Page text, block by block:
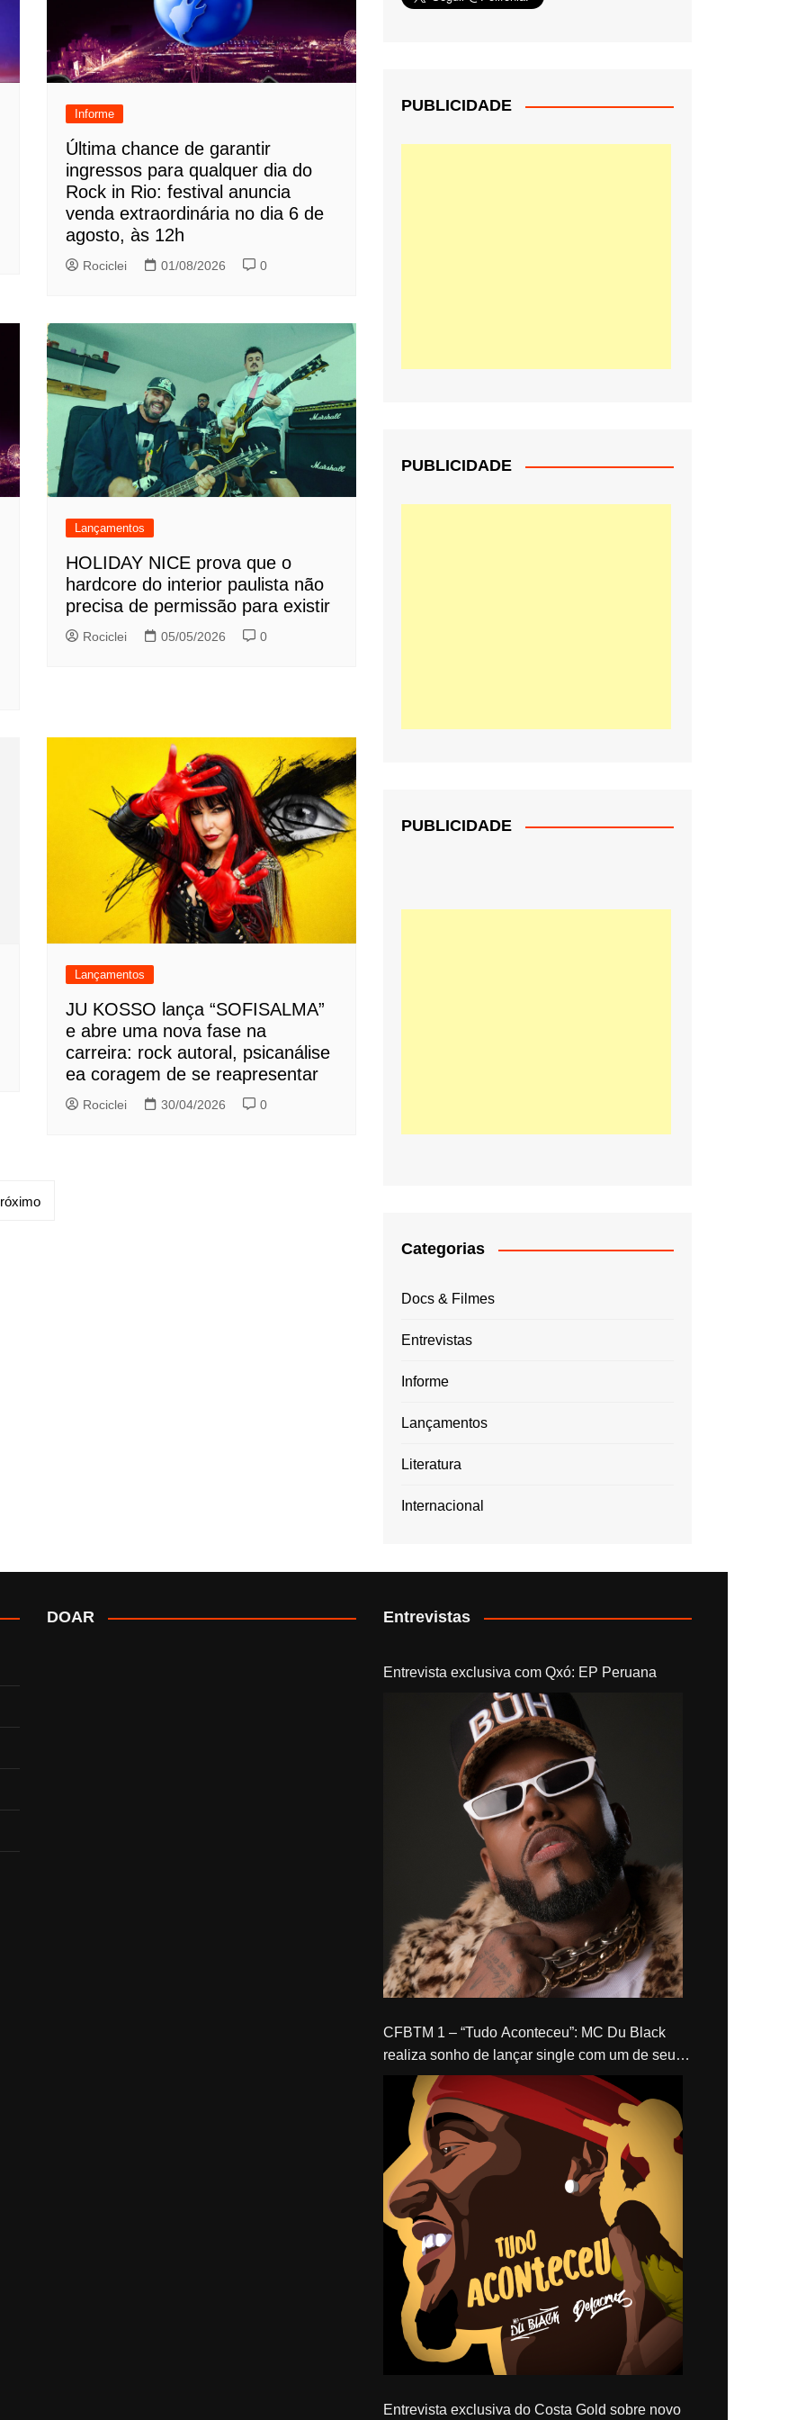
Informe
Última chance de garantir
ingressos para qualquer dia do
Rock in Rio: festival anuncia
venda extraordinária no dia 6 de
agosto, às 12h
Rociclei 01/08/2026 0
Lançamentos
HOLIDAY NICE prova que o
hardcore do interior paulista não
precisa de permissão para existir
Rociclei 05/05/2026 0
Lançamentos
JU KOSSO lança “SOFISALMA”
e abre uma nova fase na
carreira: rock autoral, psicanálise
ea coragem de se reapresentar
Rociclei 30/04/2026 0
PUBLICIDADE
PUBLICIDADE
PUBLICIDADE
Categorias
Docs & Filmes
Entrevistas
Informe
Lançamentos
Literatura
Internacional
DOAR Entrevistas
Entrevista exclusiva com Qxó: EP Peruana
CFBTM 1 – “Tudo Aconteceu”: MC Du Black
realiza sonho de lançar single com um de seus
ídolos, Delacruz
Entrevista exclusiva do Costa Gold sobre novo